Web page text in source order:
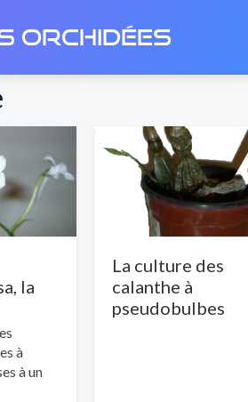
ORCHIDÉES
la
à
à un
La culture des
calanthe à
pseudobulbes